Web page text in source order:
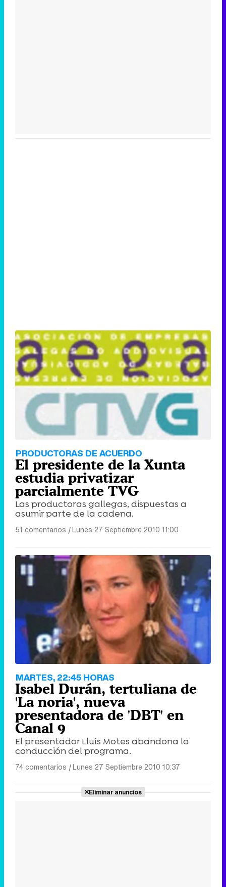
PRODUCTORAS DE ACUERDO
El presidente de la Xunta
estudia privatizar
parcialmente TVG
Las productoras gallegas, dispuestas a
asumir parte de la cadena.
51 comentarios |Lunes 27 Septiembre 2010 11:00
MARTES, 22:45 HORAS
Isabel Durán, tertuliana de
'La noria', nueva
presentadora de 'DBT' en
Canal 9
El presentador Lluís Motes abandona la
conducción del programa.
74 comentarios |Lunes 27 Septiembre 2010 10:37
Eliminar anuncios